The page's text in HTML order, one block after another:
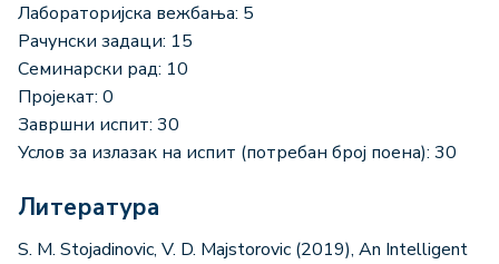
Лабораторијска вежбања: 5
Рачунски задаци: 15
Семинарски рад: 10
Пројекат: 0
Завршни испит: 30
Услов за излазак на испит (потребан број поена): 30
Литература
S. М. Stojadinovic, V. D. Majstorovic (2019), An Intelligent